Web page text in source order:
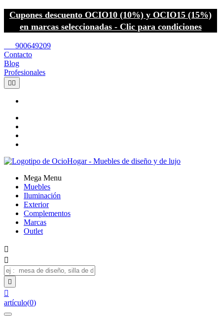
Cupones descuento OCIO10 (10%) y OCIO15 (15%)
en marcas seleccionadas - Clic para condiciones
900649209
Contacto
Blog
Profesionales
 
Mega Menu
Muebles
Iluminación
Exterior
Complementos
Marcas
Outlet




artículo(0)